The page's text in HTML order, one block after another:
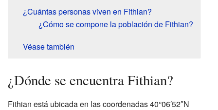
¿Cuántas personas viven en Fithian?
¿Cómo se compone la población de Fithian?
Véase también
¿Dónde se encuentra Fithian?
Fithian está ubicada en las coordenadas 40°06′52″N